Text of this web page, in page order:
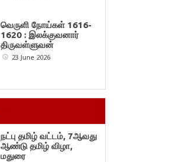
வெருளி நோய்கள் 1616-
1620 : இலக்குவனார்
திருவள்ளுவன்
23 June 2026
நட்பு தமிழ் வட்டம், 7ஆவது
ஆண்டு தமிழ் விழா,
மதுரை